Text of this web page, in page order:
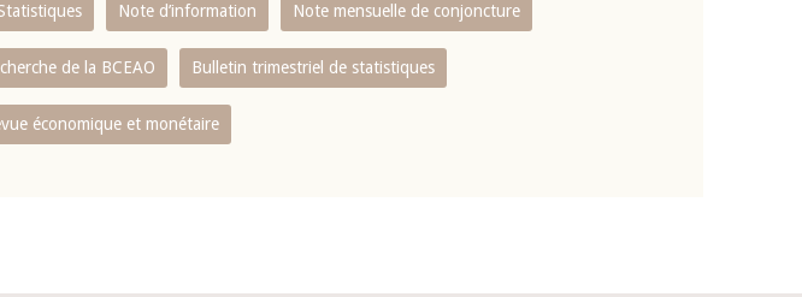
Note d’information Note mensuelle de conjoncture
de la BCEAO Bulletin trimestriel de statistiques
économique et monétaire